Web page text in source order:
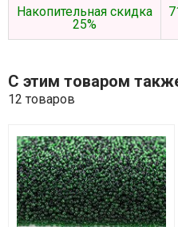
Накопительная скидка
25%
С этим товаром
12 товаров